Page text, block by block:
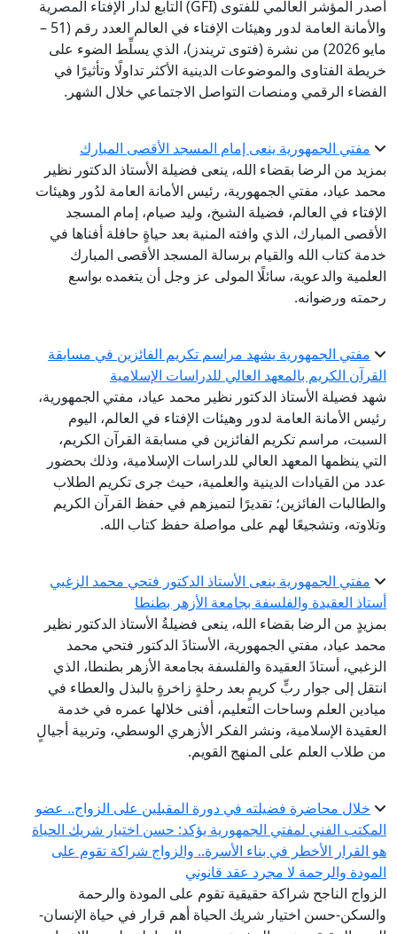
أصدر المؤشر العالمي للفتوى (GFI) التابع لدار الإفتاء المصرية
والأمانة العامة لدور وهيئات الإفتاء في العالم العدد رقم (51 –
مايو 2026) من نشرة (فتوى تريندز)، الذي يسلِّط الضوء على
خريطة الفتاوى والموضوعات الدينية الأكثر تداولًا وتأثيرًا في
الفضاء الرقمي ومنصات التواصل الاجتماعي خلال الشهر.
مفتي الجمهورية ينعى إمام المسجد الأقصى المبارك
بمزيد من الرضا بقضاء الله، ينعى فضيلة الأستاذ الدكتور نظير
محمد عياد، مفتي الجمهورية، رئيس الأمانة العامة لدُور وهيئات
الإفتاء في العالم، فضيلة الشيخ، وليد صيام، إمام المسجد
الأقصى المبارك، الذي وافته المنية بعد حياةٍ حافلة أفناها في
خدمة كتاب الله والقيام برسالة المسجد الأقصى المبارك
العلمية والدعوية، سائلًا المولى عز وجل أن يتغمده بواسع
رحمته ورضوانه.
مفتي الجمهورية يشهد مراسم تكريم الفائزين في مسابقة
القرآن الكريم بالمعهد العالي للدراسات الإسلامية
شهد فضيلة الأستاذ الدكتور نظير محمد عياد، مفتي الجمهورية،
رئيس الأمانة العامة لدور وهيئات الإفتاء في العالم، اليوم
السبت، مراسم تكريم الفائزين في مسابقة القرآن الكريم،
التي ينظمها المعهد العالي للدراسات الإسلامية، وذلك بحضور
عدد من القيادات الدينية والعلمية، حيث جرى تكريم الطلاب
والطالبات الفائزين؛ تقديرًا لتميزهم في حفظ القرآن الكريم
وتلاوته، وتشجيعًا لهم على مواصلة حفظ كتاب الله.
مفتي الجمهورية ينعى الأستاذ الدكتور فتحي محمد الزغبي
أستاذ العقيدة والفلسفة بجامعة الأزهر بطنطا
بمزيدٍ من الرضا بقضاء الله، ينعى فضيلةُ الأستاذ الدكتور نظير
محمد عياد، مفتي الجمهورية، الأستاذَ الدكتور فتحي محمد
الزغبي، أستاذَ العقيدة والفلسفة بجامعة الأزهر بطنطا، الذي
انتقل إلى جوار ربٍّ كريمٍ بعد رحلةٍ زاخرةٍ بالبذل والعطاء في
ميادين العلم وساحات التعليم، أفنى خلالها عمره في خدمة
العقيدة الإسلامية، ونشر الفكر الأزهري الوسطي، وتربية أجيالٍ
من طلاب العلم على المنهج القويم.
خلال محاضرة فضيلته في دورة المقبلين على الزواج.. عضو
المكتب الفني لمفتي الجمهورية يؤكد: حسن اختيار شريك الحياة
هو القرار الأخطر في بناء الأسرة.. والزواج شراكة تقوم على
المودة والرحمة لا مجرد عقد قانوني
الزواج الناجح شراكة حقيقية تقوم على المودة والرحمة
والسكن-حسن اختيار شريك الحياة أهم قرار في حياة الإنسان-